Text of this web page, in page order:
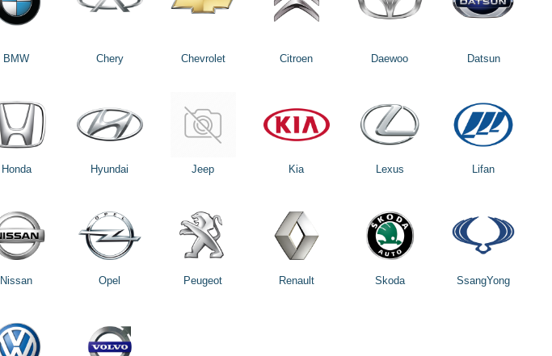
BMW Chery Chevrolet Citroen Daewoo Datsun
Honda Hyundai Jeep Kia Lexus Lifan
Nissan Opel Peugeot Renault Skoda SsangYong